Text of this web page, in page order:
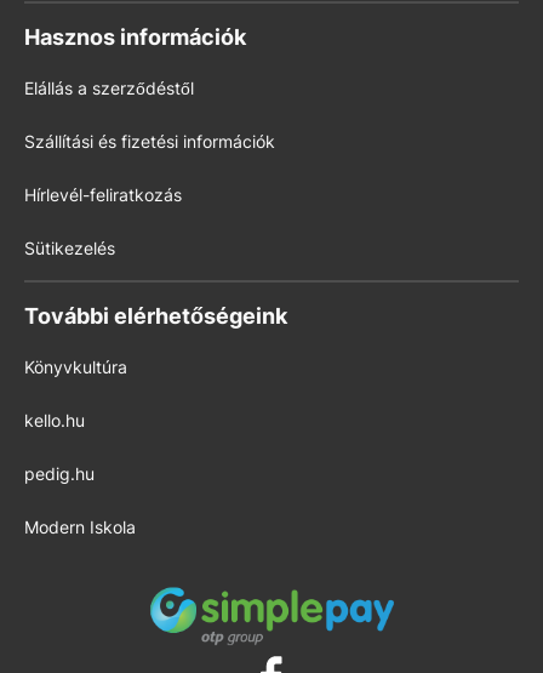
Hasznos információk
Elállás a szerződéstől
Szállítási és fizetési információk
Hírlevél-feliratkozás
Sütikezelés
További elérhetőségeink
Könyvkultúra
kello.hu
pedig.hu
Modern Iskola